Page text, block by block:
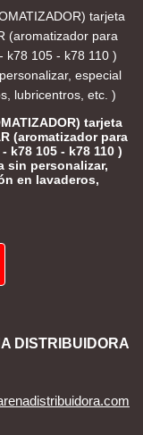
tarjeta
(aromatizador para
k78 105 - k78 110 )
sin personalizar,
en lavaderos,
DISTRIBUIDORA